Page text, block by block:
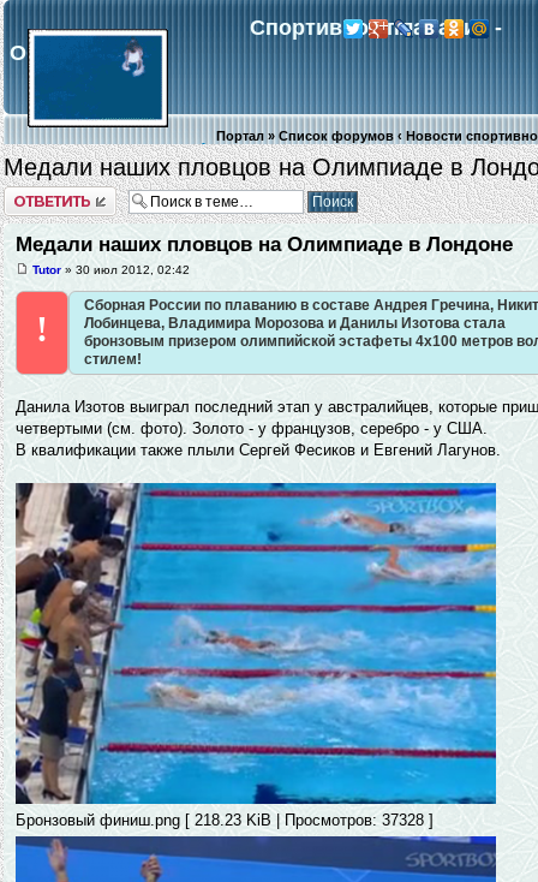
Спортивное плавание -
Обнинск
Портал » Список форумов ‹ Новости
российского и мирового плавания
Галерея Регистрация
Медали наших пловцов на Олимпиаде в
Комментировать
Медали наших пловцов на Олимпиаде в Лондоне
Tutor» 30 июл 2012, 02:42
!
Сборная России по плаванию в составе Андрея Гречина,
Лобинцева, Владимира Морозова и Данилы Изотова стала
бронзовым призером олимпийской эстафеты 4х100 метров
стилем!
Данила Изотов выиграл последний этап у австралийцев, которые
четвертыми (см. фото). Золото - у французов, серебро - у США.
В квалификации также плыли Сергей Фесиков и Евгений Лагунов.
Бронзовый финиш.png [ 218.23 KiB | Просмотров: 37328 ]